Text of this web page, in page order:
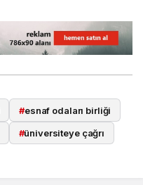
#esnaf odaları birliği
#üniversiteye çağrı